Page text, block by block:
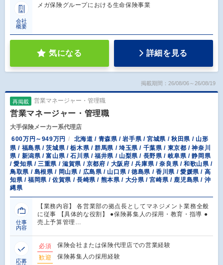
会社
概要
メガ保険グループにおける生命保険事業
気になる 詳細を見る
掲載期間：26/08/06～26/08/19
再掲載 営業マネージャー・管理職
営業マネージャー・管理職
大手保険メーカー系代理店
600万円～949万円
北海道 / 青森県 / 岩手県 / 宮城県 / 秋田県 / 山形
県 / 福島県 / 茨城県 / 栃木県 / 群馬県 / 埼玉県 / 千葉県 / 東京都 / 神奈川
県 / 新潟県 / 富山県 / 石川県 / 福井県 / 山梨県 / 長野県 / 岐阜県 / 静岡県
/ 愛知県 / 三重県 / 滋賀県 / 京都府 / 大阪府 / 兵庫県 / 奈良県 / 和歌山県 /
鳥取県 / 島根県 / 岡山県 / 広島県 / 山口県 / 徳島県 / 香川県 / 愛媛県 / 高
知県 / 福岡県 / 佐賀県 / 長崎県 / 熊本県 / 大分県 / 宮崎県 / 鹿児島県 / 沖
縄県
仕事
内容
【業務内容】 各営業部の拠点長としてマネジメント業務全般
に従事 【具体的な役割】 ●保険募集人の採用・教育・指導 ●
売上予算管理…
応募
必須
保険会社または保険代理店での営業経験
歓迎
保険募集人の採用経験